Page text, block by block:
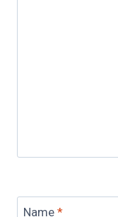
Name *